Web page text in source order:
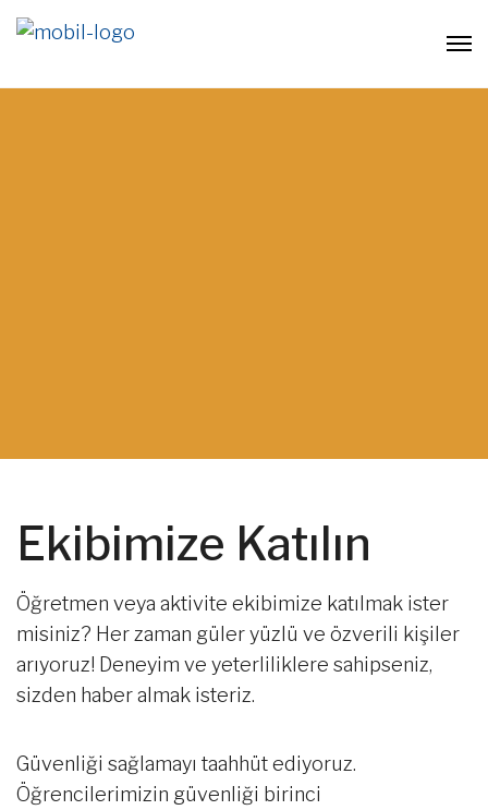
Ekibimize Katılın
Öğretmen veya aktivite ekibimize katılmak ister
misiniz? Her zaman güler yüzlü ve özverili kişiler
arıyoruz! Deneyim ve yeterliliklere sahipseniz,
sizden haber almak isteriz.
Güvenliği sağlamayı taahhüt ediyoruz.
Öğrencilerimizin güvenliği birinci